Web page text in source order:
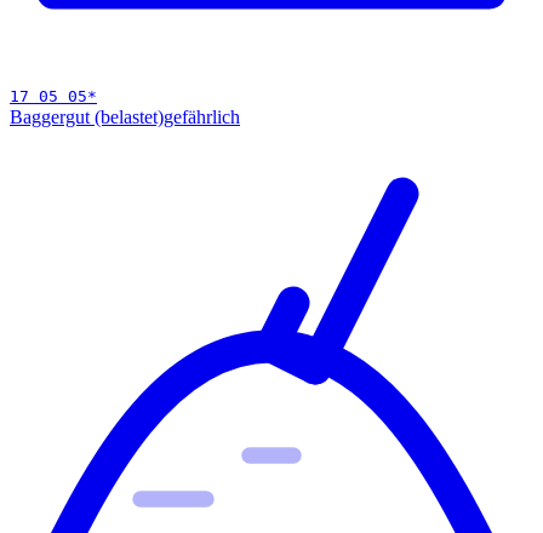
17 05 05*
Baggergut (belastet)gefährlich